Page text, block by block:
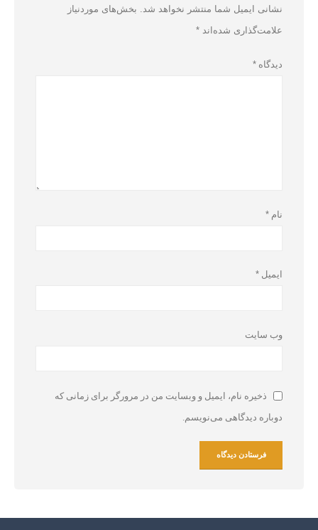
نشانی ایمیل شما منتشر نخواهد شد.
بخش‌های موردنیاز
علامت‌گذاری شده‌اند *
دیدگاه *
نام *
ایمیل *
وب‌ سایت
ذخیره نام، ایمیل و وبسایت من در مرورگر برای زمانی که
دوباره دیدگاهی می‌نویسم.